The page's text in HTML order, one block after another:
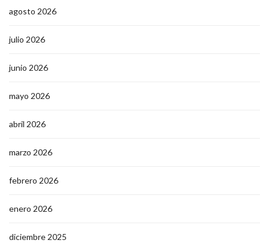
agosto 2026
julio 2026
junio 2026
mayo 2026
abril 2026
marzo 2026
febrero 2026
enero 2026
diciembre 2025